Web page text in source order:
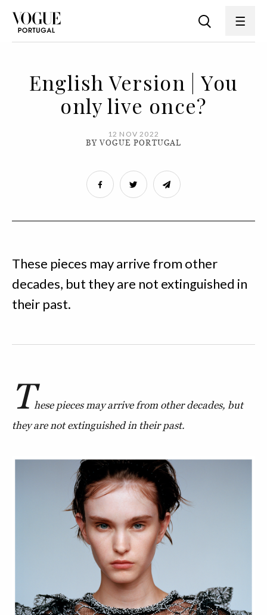
English Version | You
only live once?
12 NOV 2022
BY VOGUE PORTUGAL
These pieces may arrive from other
decades, but they are not extinguished in
their past.
These pieces may arrive from other decades, but
they are not extinguished in their past.